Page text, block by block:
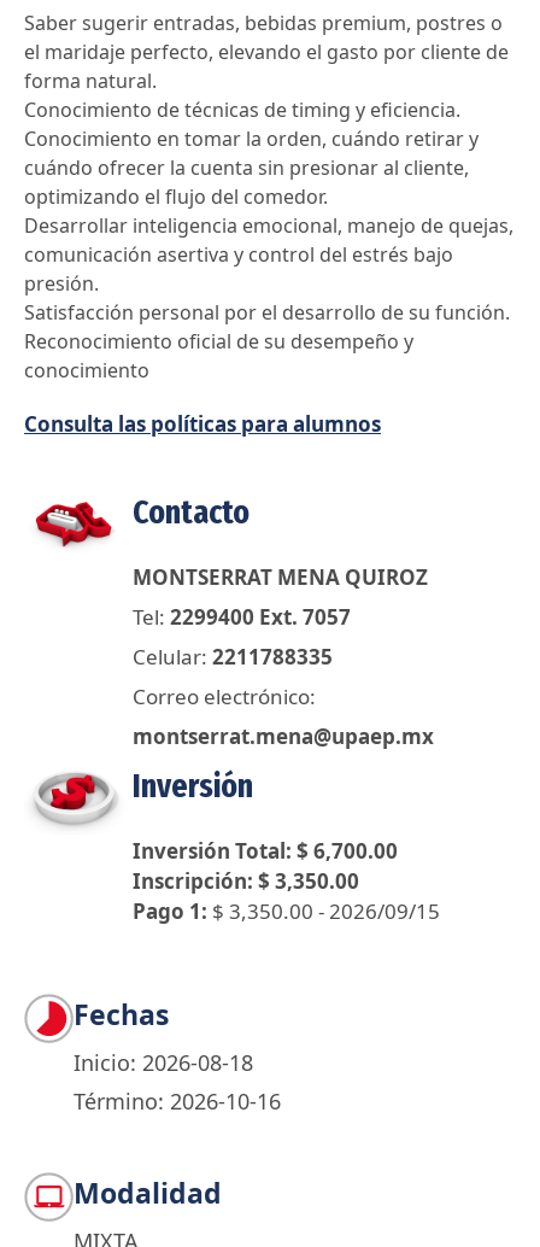
Saber sugerir entradas, bebidas premium, postres o
el maridaje perfecto, elevando el gasto por cliente de
forma natural.
Conocimiento de técnicas de timing y eficiencia.
Conocimiento en tomar la orden, cuándo retirar y
cuándo ofrecer la cuenta sin presionar al cliente,
optimizando el flujo del comedor.
Desarrollar inteligencia emocional, manejo de quejas,
comunicación asertiva y control del estrés bajo
presión.
Satisfacción personal por el desarrollo de su función.
Reconocimiento oficial de su desempeño y
conocimiento
Consulta las políticas para alumnos
Contacto
MONTSERRAT MENA QUIROZ
Tel: 2299400 Ext. 7057
Celular: 2211788335
Correo electrónico:
montserrat.mena@upaep.mx
Inversión
Inversión Total: $ 6,700.00
Inscripción: $ 3,350.00
Pago 1: $ 3,350.00 - 2026/09/15
Fechas
Inicio: 2026-08-18
Término: 2026-10-16
Modalidad
MIXTA